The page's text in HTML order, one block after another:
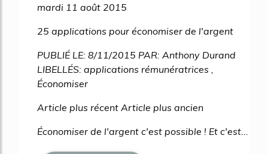
mardi 11 août 2015
25 applications pour économiser de l'argent
PUBLIÉ LE: 8/11/2015 PAR: Anthony Durand
LIBELLÉS: applications rémunératrices ,
Économiser
Article plus récent Article plus ancien
Économiser de l'argent c'est possible ! Et c'est...